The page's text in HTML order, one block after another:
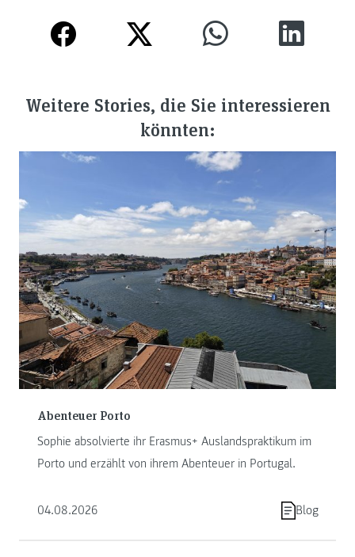
Weitere Stories, die Sie interessieren
könnten:
Abenteuer Porto
Sophie absolvierte ihr Erasmus+ Auslandspraktikum im
Porto und erzählt von ihrem Abenteuer in Portugal.
04.08.2026 Blog